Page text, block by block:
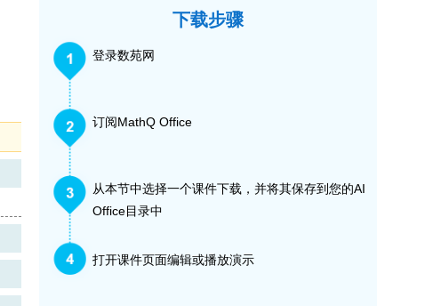
下载步骤
登录数苑网
订阅MathQ Office
从本节中选择一个课件下载，并将其保存到您的AI
Office目录中
打开课件页面编辑或播放演示